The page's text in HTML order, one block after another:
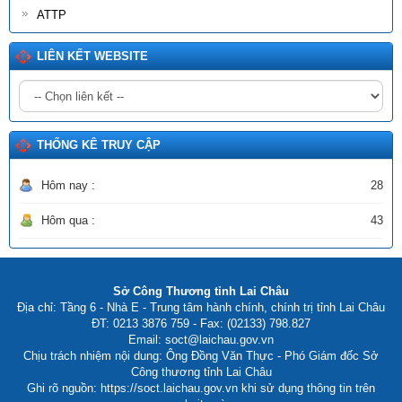
Tên: (Nghị định Quy định về dịch vụ hấp thu và lưu giữ các bon
của rừng)
Ngày ban hành: (02/06/2026)
2511/SCT-QLCN
Tên:
(Thông tư triển khai thực hiện Quyết định số 1355/QĐ-
BCT ngày 08/6/2026 của Bộ Công Thương phê duyệt Đề án
phát triển công nghiệp sinh học thành ngành kinh tế - kỹ thuật
lĩnh vực Công Thương)
Ngày ban hành: (20/06/2026)
ATTP
LIÊN KẾT WEBSITE
THỐNG KÊ TRUY CẬP
Hôm nay : 28
Hôm qua : 43
Sở Công Thương tỉnh Lai Châu
Địa chỉ: Tầng 6 - Nhà E - Trung tâm hành chính, chính trị tỉnh Lai Châu
ĐT: 0213 3876 759 - Fax: (02133) 798.827
Email: soct@laichau.gov.vn
Chịu trách nhiệm nội dung: Ông Đồng Văn Thực - Phó Giám đốc Sở
Công thương tỉnh Lai Châu
Ghi rõ nguồn: https://soct.laichau.gov.vn khi sử dụng thông tin trên